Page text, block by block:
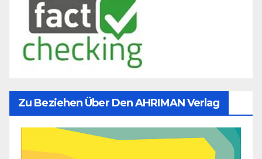
Zu Beziehen Über Den AHRIMAN Verlag